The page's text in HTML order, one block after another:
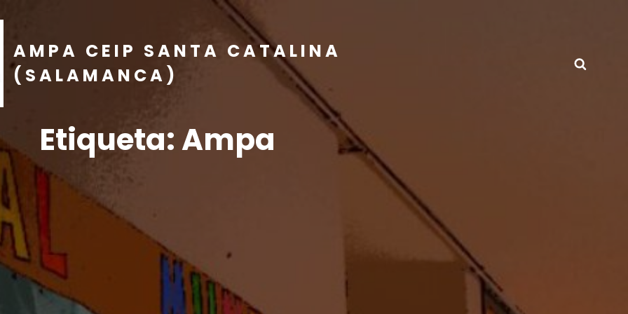
AMPA CEIP SANTA CATALINA
(SALAMANCA)
Etiqueta:Ampa